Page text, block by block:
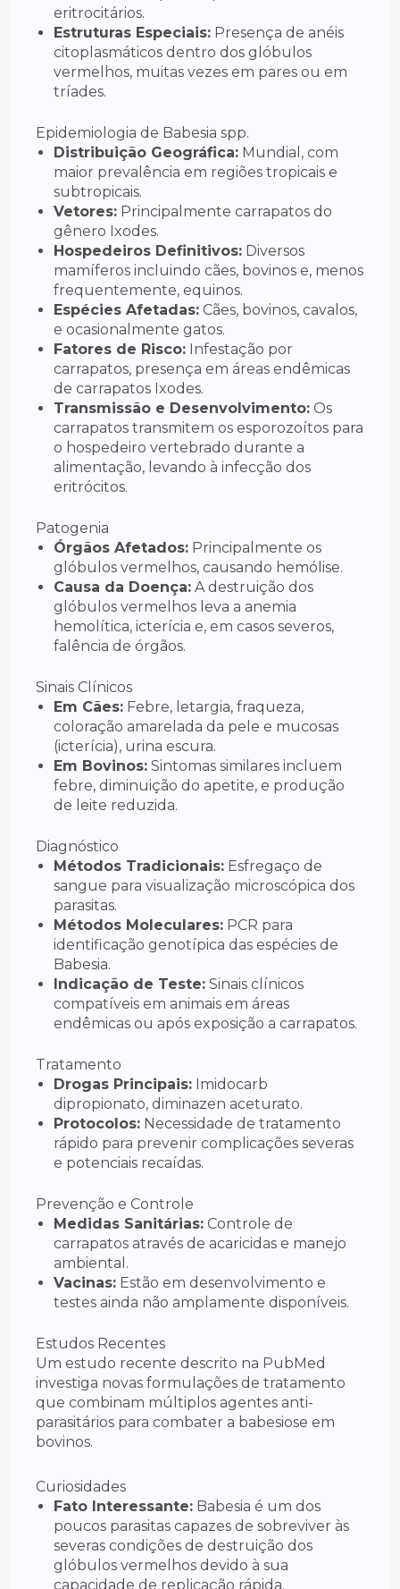
eritrocitários.
Estruturas Especiais: Presença de anéis
citoplasmáticos dentro dos glóbulos
vermelhos, muitas vezes em pares ou em
tríades.
Epidemiologia de Babesia spp.
Distribuição Geográfica: Mundial, com
maior prevalência em regiões tropicais e
subtropicais.
Vetores: Principalmente carrapatos do
gênero Ixodes.
Hospedeiros Definitivos: Diversos
mamíferos incluindo cães, bovinos e, menos
frequentemente, equinos.
Espécies Afetadas: Cães, bovinos, cavalos,
e ocasionalmente gatos.
Fatores de Risco: Infestação por
carrapatos, presença em áreas endêmicas
de carrapatos Ixodes.
Transmissão e Desenvolvimento: Os
carrapatos transmitem os esporozoítos para
o hospedeiro vertebrado durante a
alimentação, levando à infecção dos
eritrócitos.
Patogenia
Órgãos Afetados: Principalmente os
glóbulos vermelhos, causando hemólise.
Causa da Doença: A destruição dos
glóbulos vermelhos leva a anemia
hemolítica, icterícia e, em casos severos,
falência de órgãos.
Sinais Clínicos
Em Cães: Febre, letargia, fraqueza,
coloração amarelada da pele e mucosas
(icterícia), urina escura.
Em Bovinos: Sintomas similares incluem
febre, diminuição do apetite, e produção
de leite reduzida.
Diagnóstico
Métodos Tradicionais: Esfregaço de
sangue para visualização microscópica dos
parasitas.
Métodos Moleculares: PCR para
identificação genotípica das espécies de
Babesia.
Indicação de Teste: Sinais clínicos
compatíveis em animais em áreas
endêmicas ou após exposição a carrapatos.
Tratamento
Drogas Principais: Imidocarb
dipropionato, diminazen aceturato.
Protocolos: Necessidade de tratamento
rápido para prevenir complicações severas
e potenciais recaídas.
Prevenção e Controle
Medidas Sanitárias: Controle de
carrapatos através de acaricidas e manejo
ambiental.
Vacinas: Estão em desenvolvimento e
testes ainda não amplamente disponíveis.
Estudos Recentes
Um estudo recente descrito na PubMed
investiga novas formulações de tratamento
que combinam múltiplos agentes anti-
parasitários para combater a babesiose em
bovinos.
Curiosidades
Fato Interessante: Babesia é um dos
poucos parasitas capazes de sobreviver às
severas condições de destruição dos
glóbulos vermelhos devido à sua
capacidade de replicação rápida.